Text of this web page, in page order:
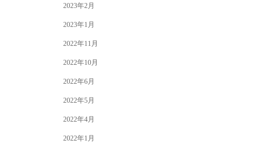
2023年2月
2023年1月
2022年11月
2022年10月
2022年6月
2022年5月
2022年4月
2022年1月